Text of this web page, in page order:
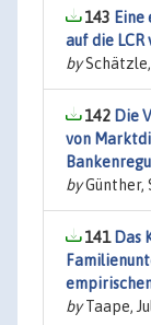
143
auf die LCR
by
142 Die
von
byGünther,
141 Das
byTaape,